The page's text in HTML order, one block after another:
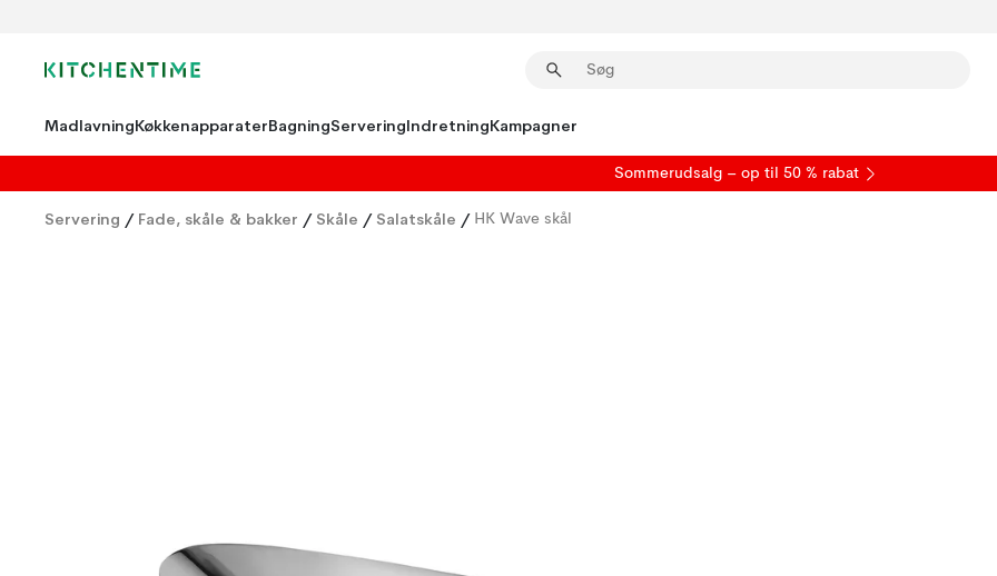
MadlavningKøkkenapparaterBagningServeringIndretningKampagner
Sommerudsalg – op til 50 % rabat
Servering / Fade, skåle & bakker / Skåle / Salatskåle / HK Wave skål